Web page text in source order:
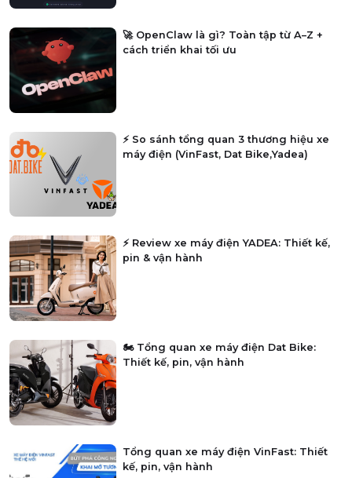
🚀 OpenClaw là gì? Toàn tập từ A–Z +
cách triển khai tối ưu
⚡ So sánh tổng quan 3 thương hiệu xe
máy điện (VinFast, Dat Bike,Yadea)
⚡ Review xe máy điện YADEA: Thiết kế,
pin & vận hành
🏍️ Tổng quan xe máy điện Dat Bike:
Thiết kế, pin, vận hành
Tổng quan xe máy điện VinFast: Thiết
kế, pin, vận hành